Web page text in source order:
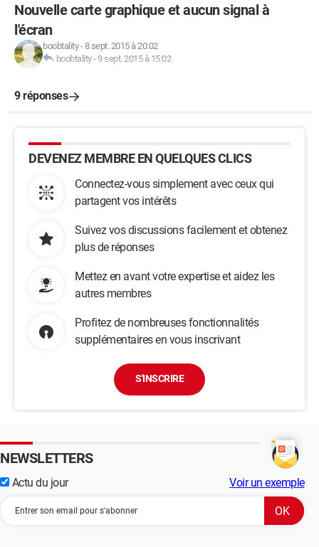
Nouvelle carte graphique et aucun signal à
l'écran
boobtality-8 sept. 2015 à 20:02
boobtality-9 sept. 2015 à 15:02
9 réponses
DEVENEZ MEMBRE EN QUELQUES CLICS
Connectez-vous simplement avec ceux qui
partagent vos intérêts
Suivez vos discussions facilement et obtenez
plus de réponses
Mettez en avant votre expertise et aidez les
autres membres
Profitez de nombreuses fonctionnalités
supplémentaires en vous inscrivant
S'INSCRIRE
NEWSLETTERS
Actu du jour Voir un exemple